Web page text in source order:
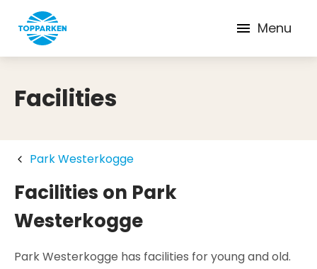
Menu
Facilities
Park Westerkogge
Facilities on Park
Westerkogge
Park Westerkogge has facilities for young and old.